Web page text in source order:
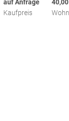
auf Anfrage
Kaufpreis
40,00